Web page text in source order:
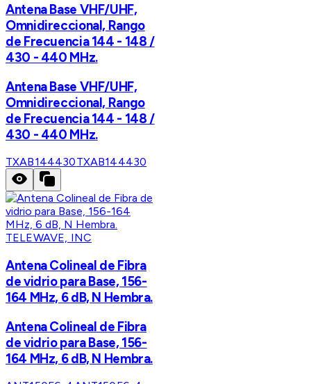
Antena Base VHF/UHF,
Omnidireccional, Rango
de Frecuencia 144 - 148 /
430 - 440 MHz.
Antena Base VHF/UHF,
Omnidireccional, Rango
de Frecuencia 144 - 148 /
430 - 440 MHz.
TXAB144430TXAB144430
TELEWAVE, INC
Antena Colineal de Fibra
de vidrio para Base, 156-
164 MHz, 6 dB, N Hembra.
Antena Colineal de Fibra
de vidrio para Base, 156-
164 MHz, 6 dB, N Hembra.